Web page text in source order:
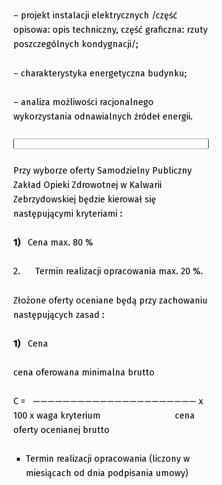
– projekt instalacji elektrycznych /część
opisowa: opis techniczny, część graficzna: rzuty
poszczególnych kondygnacji/;
– charakterystyka energetyczna budynku;
– analiza możliwości racjonalnego
wykorzystania odnawialnych źródeł energii.
Przy wyborze oferty Samodzielny Publiczny
Zakład Opieki Zdrowotnej w Kalwarii
Zebrzydowskiej będzie kierował się
następującymi kryteriami :
Cena max. 80 %
2. Termin realizacji opracowania max. 20 %.
Złożone oferty oceniane będą przy zachowaniu
następujących zasad :
Cena
cena oferowana minimalna brutto
C = —————————————————————— x
100 x waga kryterium cena
oferty ocenianej brutto
Termin realizacji opracowania (liczony w
miesiącach od dnia podpisania umowy)